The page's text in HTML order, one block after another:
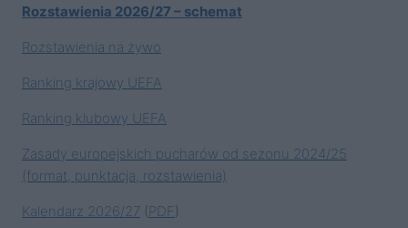
Rozstawienia 2026/27 – schemat
Rozstawienia na żywo
Ranking krajowy UEFA
Ranking klubowy UEFA
Zasady europejskich pucharów od sezonu 2024/25
(format, punktacja, rozstawienia)
Kalendarz 2026/27 (PDF)